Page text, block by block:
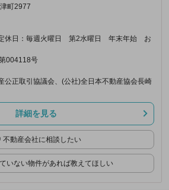
町2977
定休日：毎週火曜日 第2水曜日 年末年始 お
004118号
公正取引協議会、(公社)全日本不動産協会長崎
詳細を見る
不動産会社に相談したい
いない物件があれば教えてほしい